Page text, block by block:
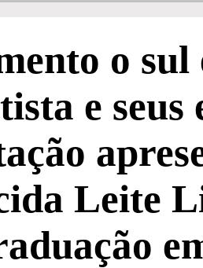
o sul
e seus
Leite